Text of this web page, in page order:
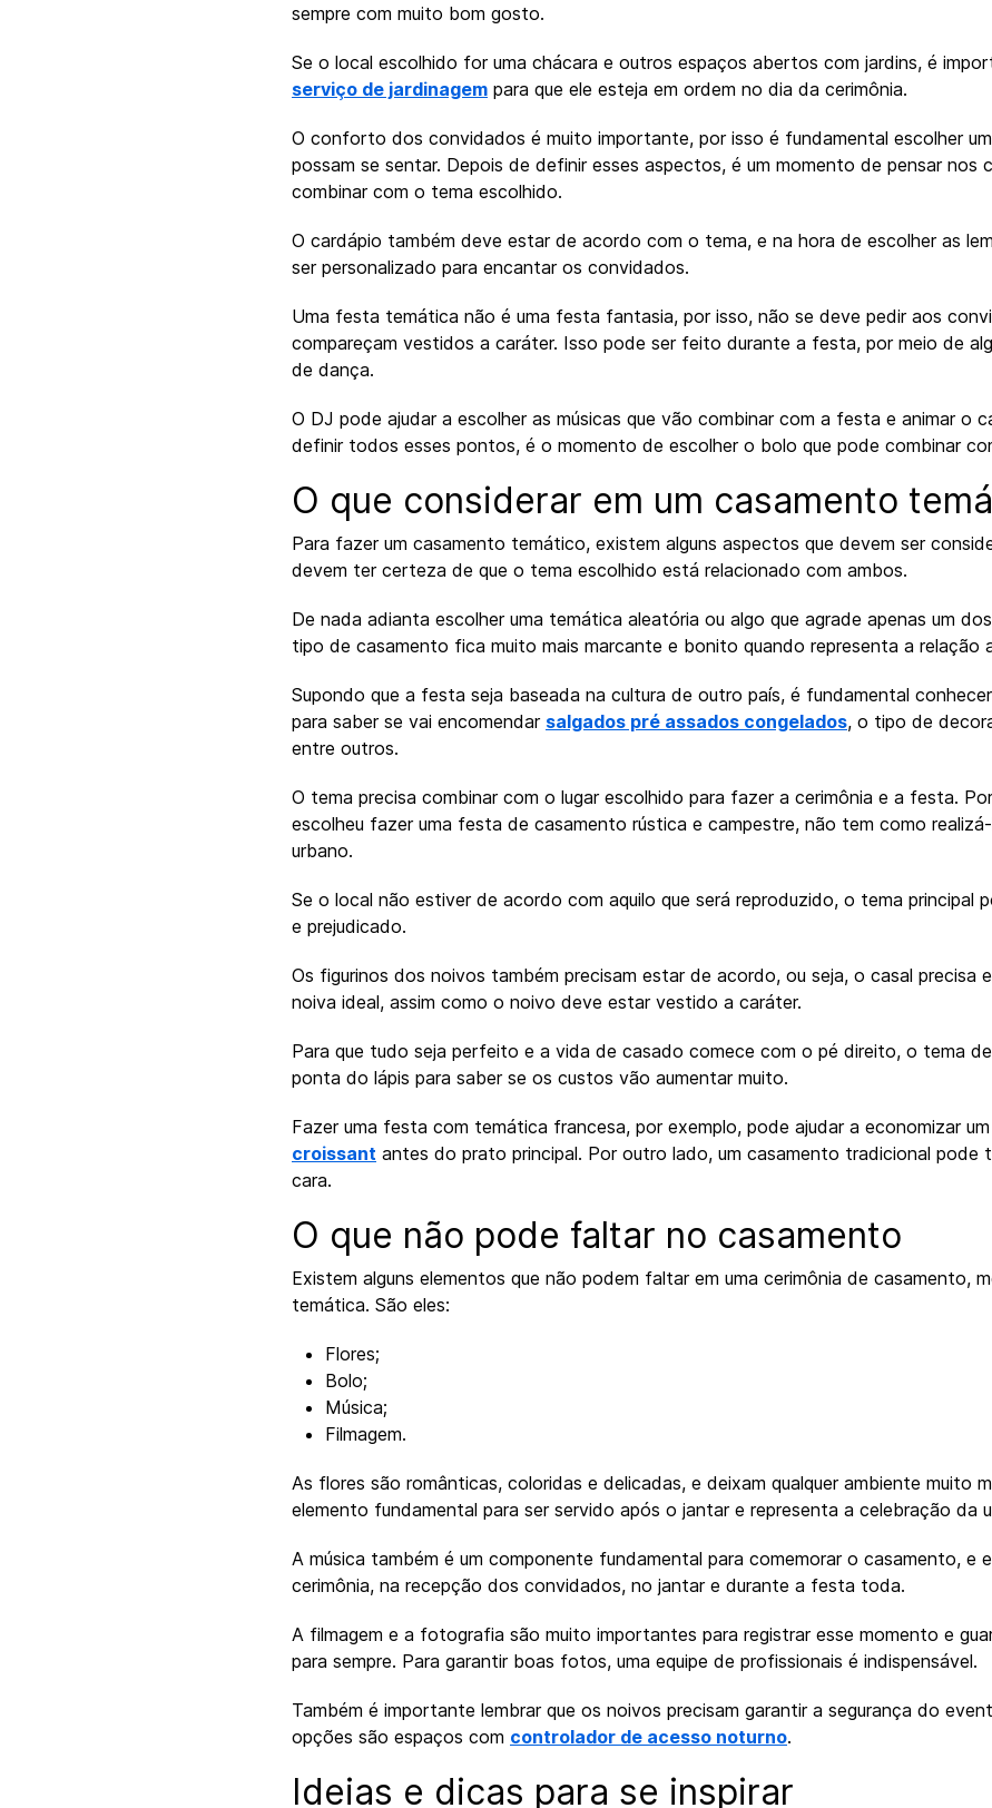
sempre com muito bom gosto.
Se o local escolhido for uma chácara e outros espaços abertos com jardins, é
serviço de jardinagem para que ele esteja em ordem no dia da cerimônia.
O conforto dos convidados é muito importante, por isso é fundamental escolher
possam se sentar. Depois de definir esses aspectos, é um momento de pensar nos
combinar com o tema escolhido.
O cardápio também deve estar de acordo com o tema, e na hora de escolher as
ser personalizado para encantar os convidados.
Uma festa temática não é uma festa fantasia, por isso, não se deve pedir aos
compareçam vestidos a caráter. Isso pode ser feito durante a festa, por meio de
de dança.
O DJ pode ajudar a escolher as músicas que vão combinar com a festa e animar o
definir todos esses pontos, é o momento de escolher o bolo que pode combinar
O que considerar em um casamento
Para fazer um casamento temático, existem alguns aspectos que devem ser
devem ter certeza de que o tema escolhido está relacionado com ambos.
De nada adianta escolher uma temática aleatória ou algo que agrade apenas um
tipo de casamento fica muito mais marcante e bonito quando representa a relação
Supondo que a festa seja baseada na cultura de outro país, é fundamental
para saber se vai encomendar salgados pré assados congelados, o tipo de
entre outros.
O tema precisa combinar com o lugar escolhido para fazer a cerimônia e a festa.
escolheu fazer uma festa de casamento rústica e campestre, não tem como
urbano.
Se o local não estiver de acordo com aquilo que será reproduzido, o tema principal
e prejudicado.
Os figurinos dos noivos também precisam estar de acordo, ou seja, o casal precisa
noiva ideal, assim como o noivo deve estar vestido a caráter.
Para que tudo seja perfeito e a vida de casado comece com o pé direito, o tema
ponta do lápis para saber se os custos vão aumentar muito.
Fazer uma festa com temática francesa, por exemplo, pode ajudar a economizar
croissant antes do prato principal. Por outro lado, um casamento tradicional pode
cara.
O que não pode faltar no casamento
Existem alguns elementos que não podem faltar em uma cerimônia de casamento,
temática. São eles:
Flores;
Bolo;
Música;
Filmagem.
As flores são românticas, coloridas e delicadas, e deixam qualquer ambiente muito
elemento fundamental para ser servido após o jantar e representa a celebração da
A música também é um componente fundamental para comemorar o casamento, e
cerimônia, na recepção dos convidados, no jantar e durante a festa toda.
A filmagem e a fotografia são muito importantes para registrar esse momento e
para sempre. Para garantir boas fotos, uma equipe de profissionais é indispensável.
Também é importante lembrar que os noivos precisam garantir a segurança do
opções são espaços com controlador de acesso noturno.
Ideias e dicas para se inspirar